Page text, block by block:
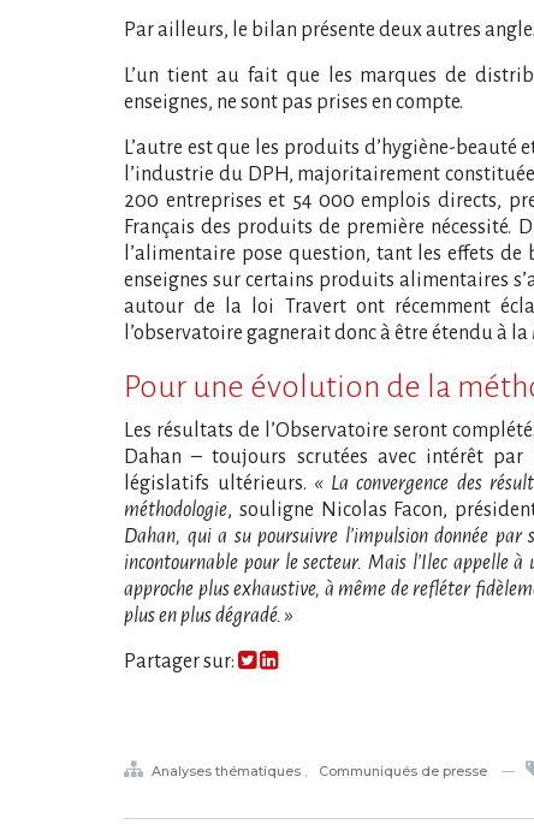
Par ailleurs, le bilan présente deux autres
L’un tient au fait que les marques de
enseignes, ne sont pas prises en compte.
L’autre est que les produits d’hygiène-
l’industrie du DPH, majoritairement
200 entreprises et 54 000 emplois directs,
Français des produits de première nécessité.
l’alimentaire pose question, tant les effets de
enseignes sur certains produits alimentaires
autour de la loi Travert ont récemment
l’observatoire gagnerait donc à être étendu à
Pour une évolution de la
Les résultats de l’Observatoire seront
Dahan – toujours scrutées avec intérêt
législatifs ultérieurs. « La convergence des
méthodologie, souligne Nicolas Facon,
Dahan, qui a su poursuivre l’impulsion donnée
incontournable pour le secteur. Mais l’Ilec appelle
approche plus exhaustive, à même de refléter
plus en plus dégradé. »
Partager sur:
Analyses thématiques Communiqués de presse